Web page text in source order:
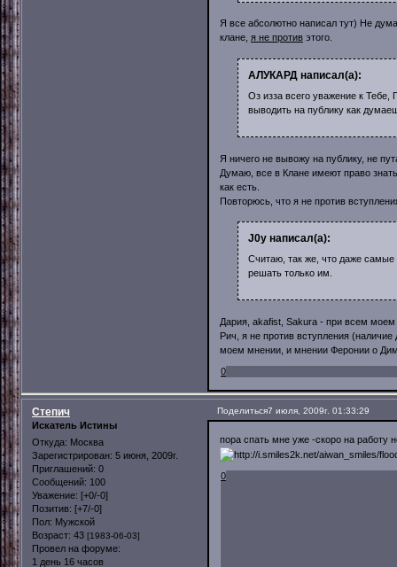
Я все абсолютно написал тут) Не
клане, я не против этого.
АЛУКАРД написал(а):
Оз изза всего уважение к
выводить на публику как
Я ничего не вывожу на публику, не
Думаю, все в Клане имеют право
как есть.
Повторюсь, что я не против
J0y написал(а):
Считаю, так же, что даже самые
решать только им.
Дария, akafist, Sakura - при всем
Рич, я не против вступления
моем мнении, и мнении Феронии о
0
Поделиться7 июля, 2009г. 01:33:29
Степич
Искатель Истины
Откуда: Москва
Зарегистрирован: 5 июня, 2009г.
Приглашений: 0
Сообщений: 100
Уважение: [+0/-0]
Позитив: [+7/-0]
Пол: Мужской
Возраст: 43 [1983-06-03]
Провел на форуме:
1 день 16 часов
пора спать мне уже -скоро на работу
0